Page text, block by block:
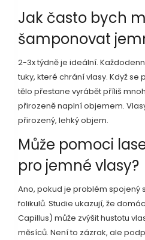
Jak často bych
šamponovat
2-3x týdně je ideální.
tuky, které chrání vlasy. Když se
tělo přestane vyrábět příliš
přirozeně naplní objemem.
přirozený, lehký objem.
Může pomoci
pro jemné vlasy?
Ano, pokud je problém spojený
folikulů. Studie ukazují, že
Capillus) může zvýšit hustotu
měsíců. Není to zázrak, ale